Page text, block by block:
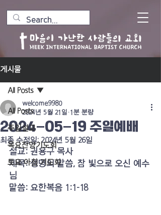
게시물
All Posts
주일설교
목요찬양기도회
토요 아침 기도회
All Posts
2024-05-19 주일예배
welcome9980
2024년 5월 21일 1분 분량
최종 수정일:2024년 5월 26일
설교: 권용구 목사
제목: 생명의 말씀, 참 빛으로 오신 예수
님
말씀: 요한복음 1:1-18